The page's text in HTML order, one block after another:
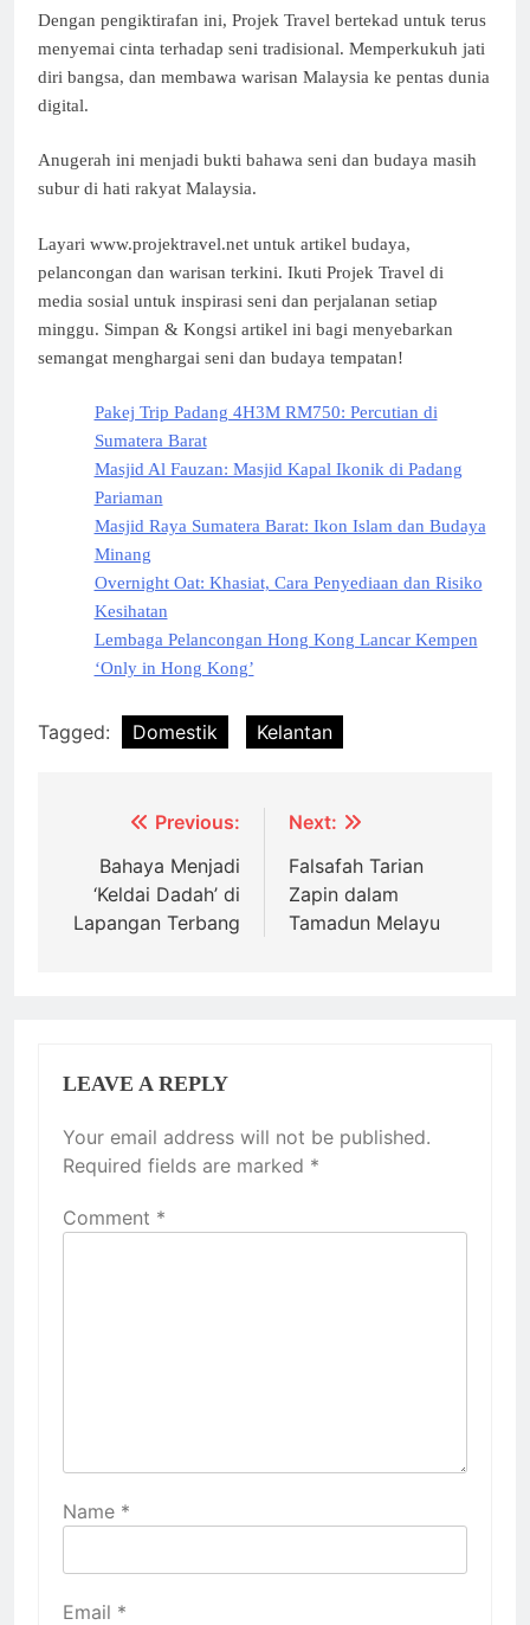
Dengan pengiktirafan ini, Projek Travel bertekad untuk terus
menyemai cinta terhadap seni tradisional. Memperkukuh jati
diri bangsa, dan membawa warisan Malaysia ke pentas dunia
digital.
Anugerah ini menjadi bukti bahawa seni dan budaya masih
subur di hati rakyat Malaysia.
Layari www.projektravel.net untuk artikel budaya,
pelancongan dan warisan terkini. Ikuti Projek Travel di
media sosial untuk inspirasi seni dan perjalanan setiap
minggu. Simpan & Kongsi artikel ini bagi menyebarkan
semangat menghargai seni dan budaya tempatan!
Pakej Trip Padang 4H3M RM750: Percutian di
Sumatera Barat
Masjid Al Fauzan: Masjid Kapal Ikonik di Padang
Pariaman
Masjid Raya Sumatera Barat: Ikon Islam dan Budaya
Minang
Overnight Oat: Khasiat, Cara Penyediaan dan Risiko
Kesihatan
Lembaga Pelancongan Hong Kong Lancar Kempen
‘Only in Hong Kong’
Tagged: Domestik Kelantan
navigation
Previous:
Bahaya Menjadi
‘Keldai Dadah’ di
Lapangan Terbang
Next:
Falsafah Tarian
Zapin dalam
Tamadun Melayu
LEAVE A REPLY
Your email address will not be published.
Required fields are marked *
Comment *
Name *
Email *